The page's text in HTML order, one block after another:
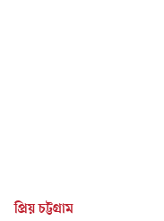
প্রিয় চট্টগ্রাম